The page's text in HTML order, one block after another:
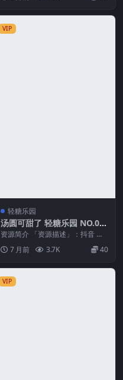
VIP
轻糖乐园
汤圆可甜了 轻糖乐园 NO.00
5期 最新至：2026.1.14
资源简介 「资源描述」：抖音 汤
圆可甜了 轻糖乐园 NO.005期 【2
1P】最...
7 月前 3.7K 40
VIP